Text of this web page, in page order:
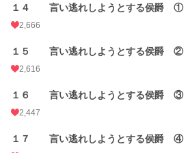
１４ 言い逃れしようとする侯爵 ①
2,666
１５ 言い逃れしようとする侯爵 ②（
2,616
１６ 言い逃れしようとする侯爵 ③
2,447
１７ 言い逃れしようとする侯爵 ④（